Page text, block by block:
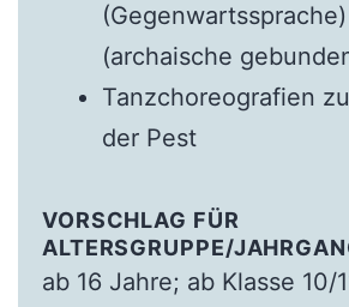
(archaische
Tanzchoreografien
der Pest
VORSCHLAG FÜR
ALTERSGRUPPE/
ab 16 Jahre; ab Klasse 10/